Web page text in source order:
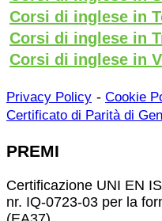
Corsi di inglese in
Corsi di inglese in
Corsi di inglese in
Privacy Policy - Cookie
Certificato di Parità di
PREMI
Certificazione UNI EN
nr. IQ-0723-03 per la